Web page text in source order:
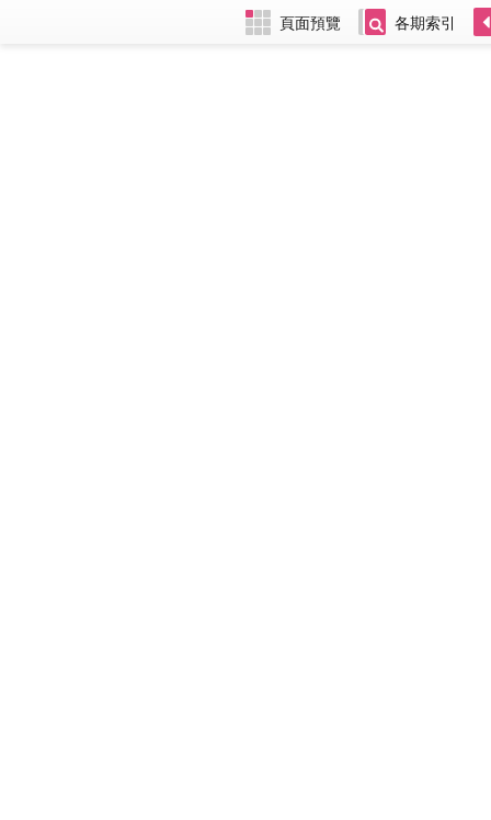
頁面預覽 各期索引